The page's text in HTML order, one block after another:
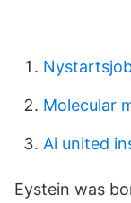
Molecular
Ai united
Eystein was